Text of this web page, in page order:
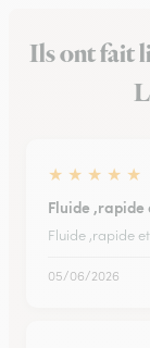
Ils ont fait
★ ★ ★ ★ ★
Fluide ,rapide
Fluide ,rapide
05/06/2026